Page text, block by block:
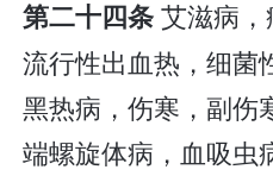
第二十四条艾滋病，
流行性出血热，细菌
黑热病，伤寒，副伤
端螺旋体病，血吸虫